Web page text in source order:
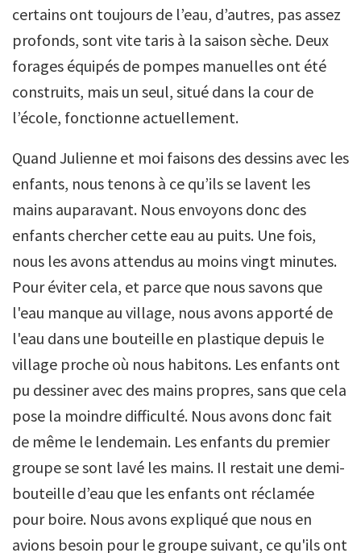
certains ont toujours de l’eau, d’autres, pas assez
profonds, sont vite taris à la saison sèche. Deux
forages équipés de pompes manuelles ont été
construits, mais un seul, situé dans la cour de
l’école, fonctionne actuellement.
Quand Julienne et moi faisons des dessins avec les
enfants, nous tenons à ce qu’ils se lavent les
mains auparavant. Nous envoyons donc des
enfants chercher cette eau au puits. Une fois,
nous les avons attendus au moins vingt minutes.
Pour éviter cela, et parce que nous savons que
l'eau manque au village, nous avons apporté de
l'eau dans une bouteille en plastique depuis le
village proche où nous habitons. Les enfants ont
pu dessiner avec des mains propres, sans que cela
pose la moindre difficulté. Nous avons donc fait
de même le lendemain. Les enfants du premier
groupe se sont lavé les mains. Il restait une demi-
bouteille d’eau que les enfants ont réclamée
pour boire. Nous avons expliqué que nous en
avions besoin pour le groupe suivant, ce qu'ils ont